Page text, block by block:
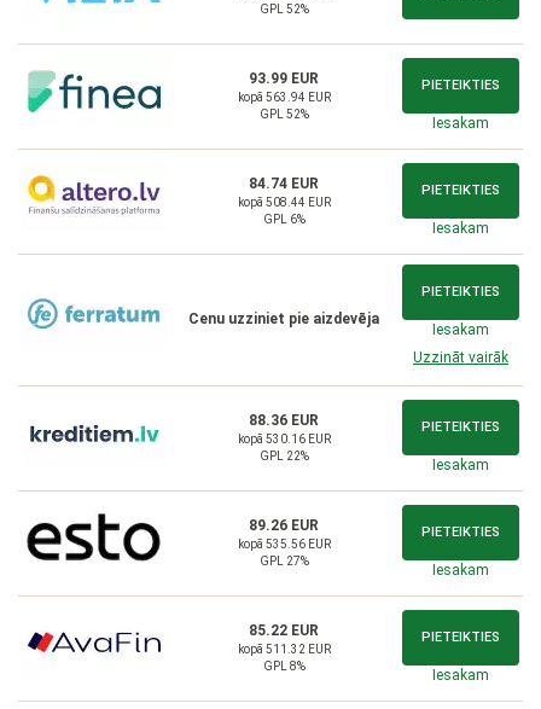
GPL 52%
93.99 EUR
kopā 563.94 EUR
GPL 52%
PIETEIKTIES
Iesakam
84.74 EUR
kopā 508.44 EUR
GPL 6%
PIETEIKTIES
Iesakam
Cenu uzziniet pie aizdevēja
PIETEIKTIES
Iesakam
Uzzināt vairāk
88.36 EUR
kopā 530.16 EUR
GPL 22%
PIETEIKTIES
Iesakam
89.26 EUR
kopā 535.56 EUR
GPL 27%
PIETEIKTIES
Iesakam
85.22 EUR
kopā 511.32 EUR
GPL 8%
PIETEIKTIES
Iesakam